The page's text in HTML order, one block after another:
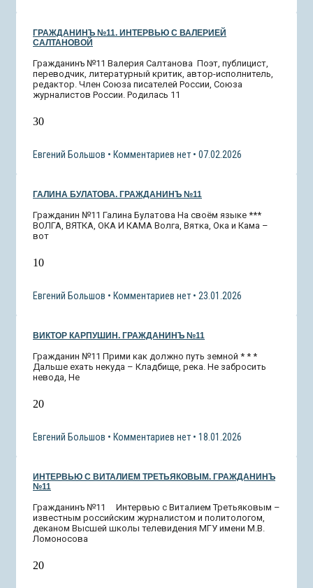
ГРАЖДАНИНЪ №11. ИНТЕРВЬЮ С ВАЛЕРИЕЙ
САЛТАНОВОЙ
Гражданинъ №11 Валерия Салтанова Поэт, публицист,
переводчик, литературный критик, автор-исполнитель,
редактор. Член Союза писателей России, Союза
журналистов России. Родилась 11
30
Евгений Большов Комментариев нет 07.02.2026
ГАЛИНА БУЛАТОВА. ГРАЖДАНИНЪ №11
Гражданин №11 Галина Булатова На своём языке ***
ВОЛГА, ВЯТКА, ОКА И КАМА Волга, Вятка, Ока и Кама –
вот
10
Евгений Большов Комментариев нет 23.01.2026
ВИКТОР КАРПУШИН. ГРАЖДАНИНЪ №11
Гражданин №11 Прими как должно путь земной * * *
Дальше ехать некуда – Кладбище, река. Не забросить
невода, Не
20
Евгений Большов Комментариев нет 18.01.2026
ИНТЕРВЬЮ С ВИТАЛИЕМ ТРЕТЬЯКОВЫМ. ГРАЖДАНИНЪ
№11
Гражданинъ №11 Интервью с Виталием Третьяковым –
известным российским журналистом и политологом,
деканом Высшей школы телевидения МГУ имени М.В.
Ломоносова
20